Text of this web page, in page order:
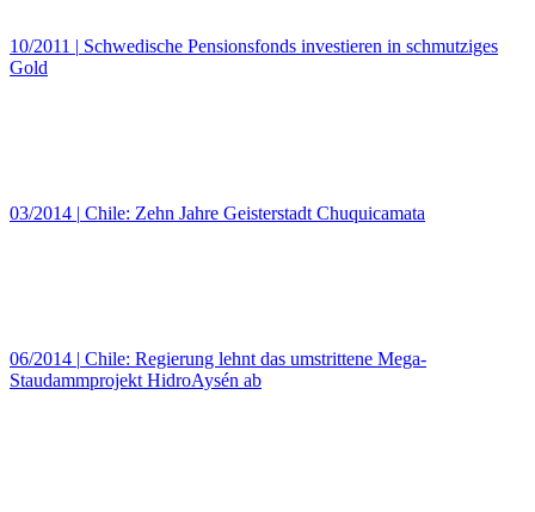
10/2011 | Schwedische Pensionsfonds investieren in schmutziges
Gold
03/2014 | Chile: Zehn Jahre Geisterstadt Chuquicamata
06/2014 | Chile: Regierung lehnt das umstrittene Mega-
Staudammprojekt HidroAysén ab